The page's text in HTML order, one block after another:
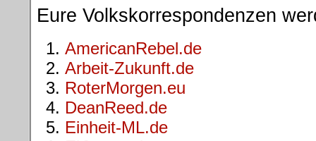
Eure Volkskorrespondenzen
AmericanRebel.de
Arbeit-Zukunft.de
RoterMorgen.eu
DeanReed.de
Einheit-ML.de